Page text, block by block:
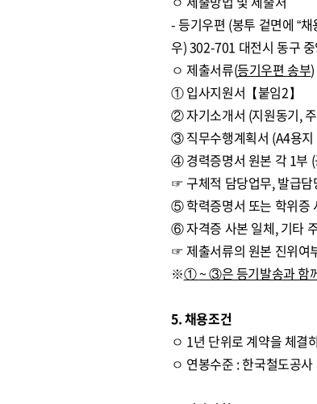
- 등기우편 (봉투 겉면에 “채
우) 302-701 대전시 동구
ㅇ 제출서류(등기우편 송부)
① 입사지원서【붙임2】
② 자기소개서 (지원동기,
③ 직무수행계획서 (A4용지
④ 경력증명서 원본 각 1부
☞ 구체적 담당업무, 발급담
⑤ 학력증명서 또는 학위증
⑥ 자격증 사본 일체, 기타
☞ 제출서류의 원본 진위여
※①~③은 등기발송과 함
5. 채용조건
ㅇ 1년 단위로 계약을 체결
ㅇ 연봉수준 : 한국철도공